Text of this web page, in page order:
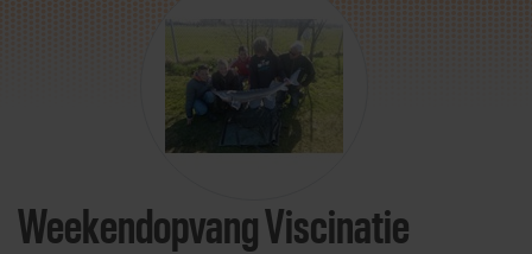
Direct door naar content
Weekendopvang Viscinatie